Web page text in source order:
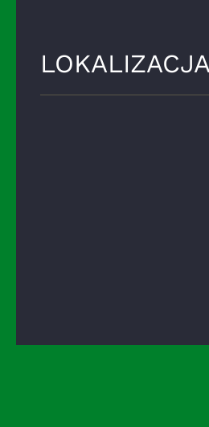
LOKALIZACJA